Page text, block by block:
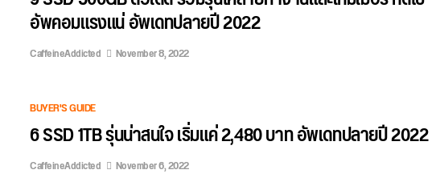
อัพคอมแรงแน่ อัพเดทปลายปี 2022
CaffeineAddicted November 8, 2022
BUYER'S GUIDE
6 SSD 1TB รุ่นน่าสนใจ เริ่มแค่ 2,480 บาท อัพเดทปลายปี 2022
CaffeineAddicted November 6, 2022